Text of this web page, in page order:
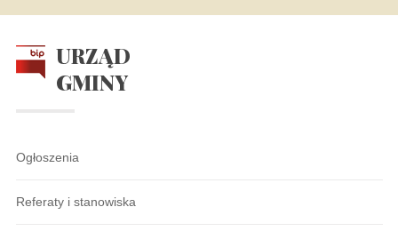
URZĄD
GMINY
Ogłoszenia
Referaty i stanowiska